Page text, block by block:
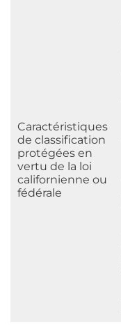
Caractéristiques
de classification
protégées en
vertu de la loi
californienne ou
fédérale